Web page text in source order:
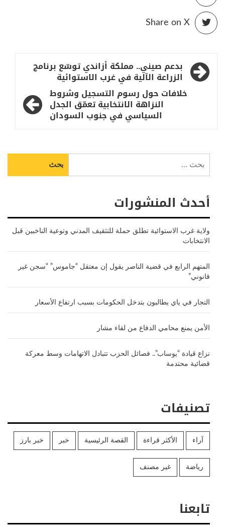
Share on X
تصفّح
المقالات
بدعم صيني.. مملكة أزاندي توسّع برنامج
الزراعة الآلية في غرب الاستوائية
خلافات حول رسوم التسجيل وشروط
النزاهة الانتخابية تعمّق الجدل
السياسي في جنوب السودان
عن:
أحدث المنشورات
ولاية غرب الاستوائية تطلق حملة للتثقيف المدني وتوعية الناخبين قبل
الانتخابات
المتهم الرابع في قضية الناصر يقول إن معتقل “جاموس” “سجن غير
قانوني”
التجار في ياي يطالبون بتدخل الحكومات بسبب ارتفاع الأسعار
الأمن يمنع محامي الدفاع من لقاء مشار
نزاع قيادة “يوساب”.. فصائل الحزب تتبادل الاتهامات وسط معركة
قضائية محتدمة
تصنيفات
آراء الأكثر قراءة القصة الرئيسية خبر خبر بارز
رياضة غير مصنف
تابعنا